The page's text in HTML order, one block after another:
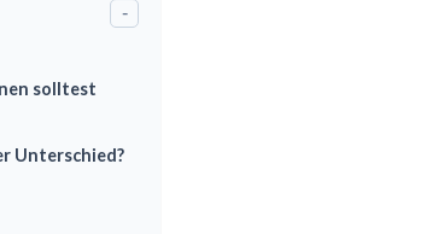
-
solltest
Unterschied?